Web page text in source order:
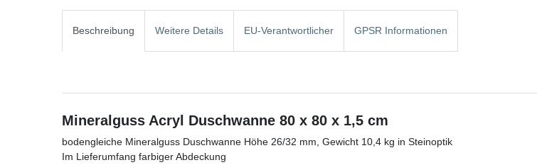
Beschreibung Weitere Details EU-Verantwortlicher GPSR Informationen
Mineralguss Acryl Duschwanne 80 x 80 x 1,5 cm
bodengleiche Mineralguss Duschwanne Höhe 26/32 mm, Gewicht 10,4 kg in Steinoptik
Im Lieferumfang farbiger Abdeckung